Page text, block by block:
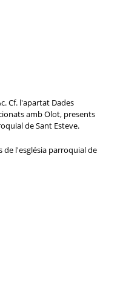
Cf. l'apartat Dades
amb Olot, presents
de Sant Esteve.
de l'església parroquial de